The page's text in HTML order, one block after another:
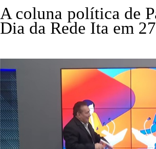
A coluna política de
Dia da Rede Ita em